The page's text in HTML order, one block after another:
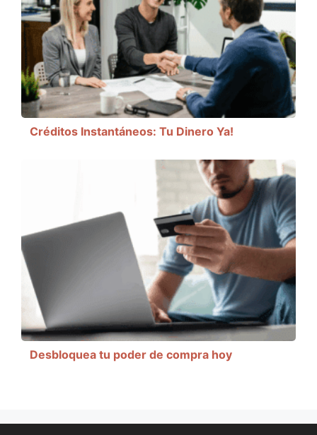
Créditos Instantáneos: Tu Dinero Ya!
Desbloquea tu poder de compra hoy